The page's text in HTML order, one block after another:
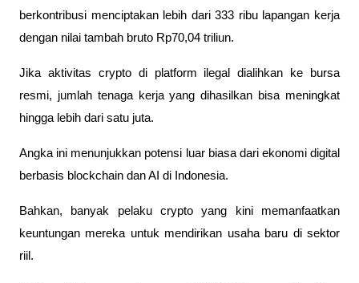
berkontribusi menciptakan lebih dari 333 ribu lapangan kerja
dengan nilai tambah bruto Rp70,04 triliun.
Jika aktivitas crypto di platform ilegal dialihkan ke bursa
resmi, jumlah tenaga kerja yang dihasilkan bisa meningkat
hingga lebih dari satu juta.
Angka ini menunjukkan potensi luar biasa dari ekonomi digital
berbasis blockchain dan AI di Indonesia.
Bahkan, banyak pelaku crypto yang kini memanfaatkan
keuntungan mereka untuk mendirikan usaha baru di sektor
riil.